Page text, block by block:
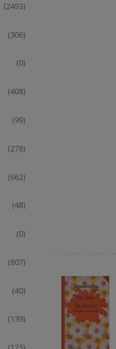
(2493)
(306)
(0)
(408)
(99)
(278)
(662)
(48)
(0)
(807)
(40)
(139)